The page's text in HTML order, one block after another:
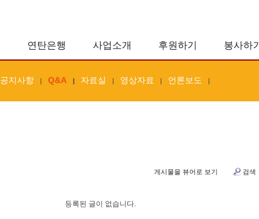
연탄은행 사업소개 후원하기 봉사하기
공지사항 | Q&A | 자료실 | 영상자료 | 언론보도 |
게시물을 뷰어로 보기 검색
등록된 글이 없습니다.